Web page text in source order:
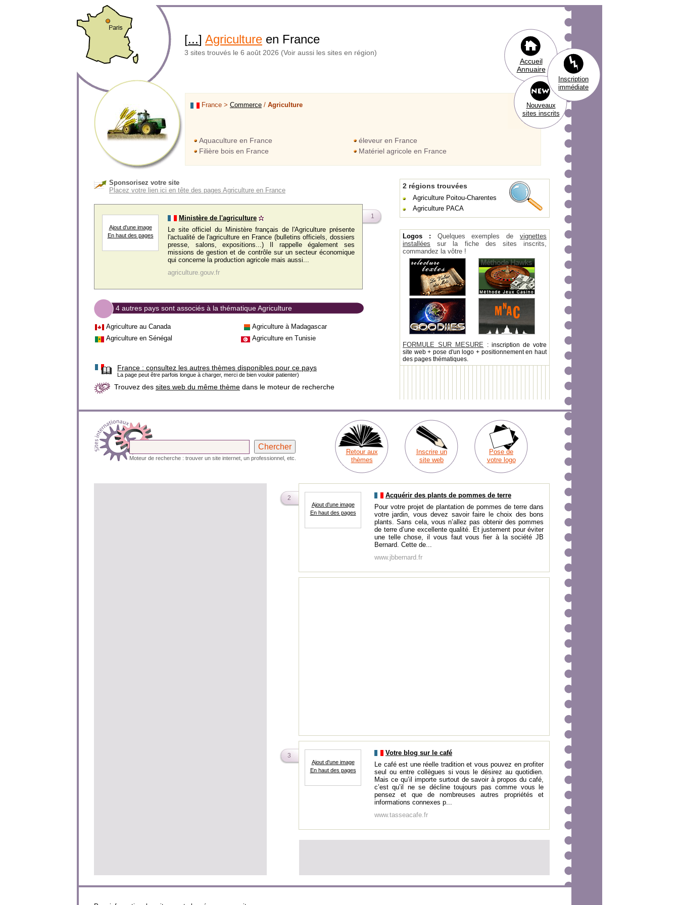
[...] Agriculture en France
3 sites trouvés le 6 août 2026 (Voir aussi les sites en région)
Accueil
Annuaire
Inscription
immédiate
France > Commerce / Agriculture
Nouveaux
sites inscrits
Aquaculture en France
éleveur en France
Filière bois en France
Matériel agricole en France
Sponsorisez votre site
Placez votre lien ici en tête des pages Agriculture en France
Ajout d'une image
En haut des pages
Ministère de l'agriculture
Le site officiel du Ministère français de l'Agriculture présente
l'actualité de l'agriculture en France (bulletins officiels, dossiers
presse, salons, expositions...) Il rappelle également ses
missions de gestion et de contrôle sur un secteur économique
qui concerne la production agricole mais aussi...
agriculture.gouv.fr
1
4 autres pays sont associés à la thématique Agriculture
Agriculture au Canada
Agriculture à Madagascar
Agriculture en Sénégal
Agriculture en Tunisie
France : consultez les autres thèmes disponibles pour ce pays
La page peut être parfois longue à charger, merci de bien vouloir patienter)
Trouvez des sites web du même thème dans le moteur de recherche
2 régions trouvées
Agriculture Poitou-Charentes
Agriculture PACA
Logos : Quelques exemples devignettes
installées sur la fiche des sites inscrits,
commandez la vôtre !
FORMULE SUR MESURE : inscription de votre
site web + pose d'un logo + positionnement en haut
des pages thématiques.
Moteur de recherche : trouver un site internet, un professionnel, etc.
Retour aux
thèmes
Inscrire un
site web
Pose de
votre logo
2
Ajout d'une image
En haut des pages
Acquérir des plants de pommes de terre
Pour votre projet de plantation de pommes de terre dans
votre jardin, vous devez savoir faire le choix des bons
plants. Sans cela, vous n’allez pas obtenir des pommes
de terre d’une excellente qualité. Et justement pour éviter
une telle chose, il vous faut vous fier à la société JB
Bernard. Cette de...
www.jbbernard.fr
3
Ajout d'une image
En haut des pages
Votre blog sur le café
Le café est une réelle tradition et vous pouvez en profiter
seul ou entre collègues si vous le désirez au quotidien.
Mais ce qu’il importe surtout de savoir à propos du café,
c’est qu’il ne se décline toujours pas comme vous le
pensez et que de nombreuses autres propriétés et
informations connexes p...
www.tasseacafe.fr